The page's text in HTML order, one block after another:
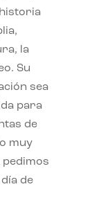
la
Su
sea
para
de
muy
pedimos
de